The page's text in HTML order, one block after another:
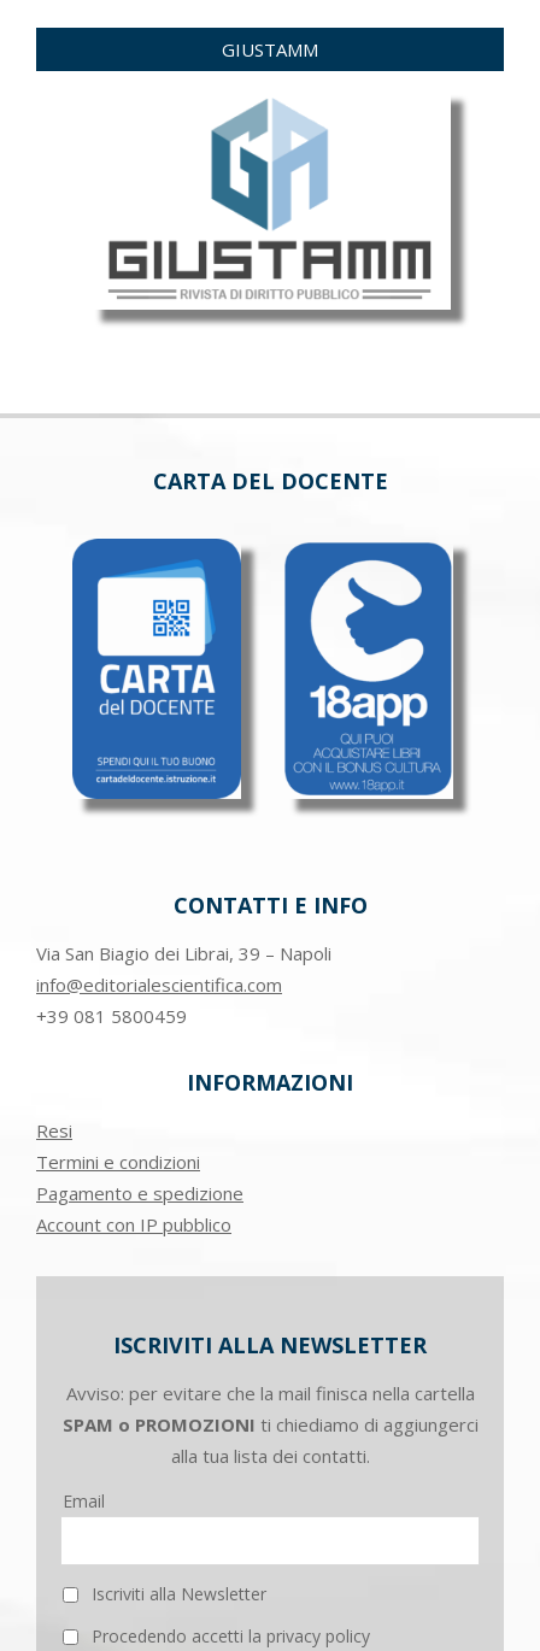
GIUSTAMM
CARTA DEL DOCENTE
CONTATTI E INFO
Via San Biagio dei Librai, 39 – Napoli
info@editorialescientifica.com
+39 081 5800459
INFORMAZIONI
Resi
Termini e condizioni
Pagamento e spedizione
Account con IP pubblico
ISCRIVITI ALLA NEWSLETTER
Avviso: per evitare che la mail finisca nella cartella
SPAM o PROMOZIONI ti chiediamo di aggiungerci
alla tua lista dei contatti.
Email
Iscriviti alla Newsletter
Procedendo accetti la privacy policy